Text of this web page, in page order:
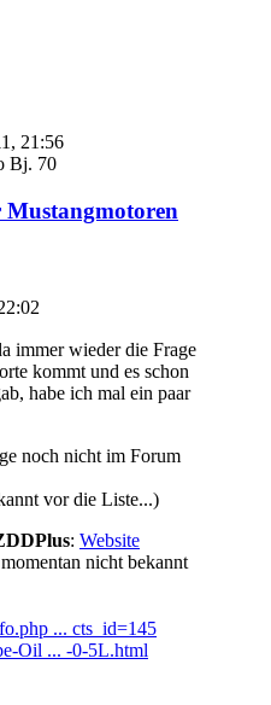
21:56
Bj. 70
immer wieder die Frage
kommt und es schon
habe ich mal ein paar
noch nicht im Forum
vor die Liste...)
: Website
nicht bekannt
... cts_id=145
Oil ... -0-5L.html